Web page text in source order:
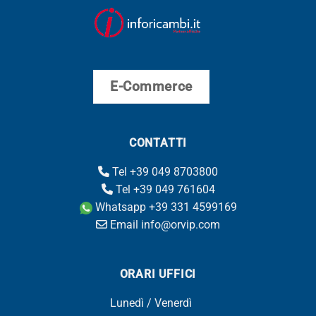
E-Commerce
CONTATTI
Tel +39 049 8703800
Tel +39 049 761604
Whatsapp +39 331 4599169
Email info@orvip.com
ORARI UFFICI
Lunedì / Venerdì